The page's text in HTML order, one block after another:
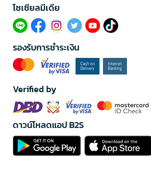
โซเซียลมีเดีย​
รองรับการชำระเงิน
Verified by
ดาวน์โหลดแอป B2S